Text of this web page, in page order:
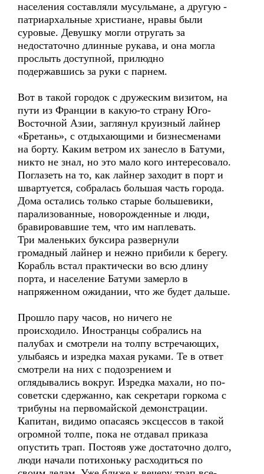
населения составляли мусульмане, а другую -
патриархальные христиане, нравы были
суровые. Девушку могли отругать за
недостаточно длинные рукава, и она могла
прослыть доступной, прилюдно
подержавшись за руки с парнем.
Вот в такой городок с дружеским визитом, на
пути из Франции в какую-то страну Юго-
Восточной Азии, заглянул круизный лайнер
«Бретань», с отдыхающими и бизнесменами
на борту. Каким ветром их занесло в Батуми,
никто не знал, но это мало кого интересовало.
Поглазеть на то, как лайнер заходит в порт и
швартуется, собралась большая часть города.
Дома остались только старые большевики,
парализованные, новорожденные и люди,
бравировавшие тем, что им наплевать.
Три маленьких буксира развернули
громадный лайнер и нежно прибили к берегу.
Корабль встал практически во всю длину
порта, и население Батуми замерло в
напряженном ожидании, что же будет дальше.
Прошло пару часов, но ничего не
происходило. Иностранцы собрались на
палубах и смотрели на толпу встречающих,
улыбаясь и изредка махая руками. Те в ответ
смотрели на них с подозрением и
оглядывались вокруг. Изредка махали, но по-
советски сдержанно, как секретари горкома с
трибуны на первомайской демонстрации.
Капитан, видимо опасаясь эксцессов в такой
огромной толпе, пока не отдавал приказа
опустить трап. Постояв уже достаточно долго,
люди начали потихоньку расходиться по